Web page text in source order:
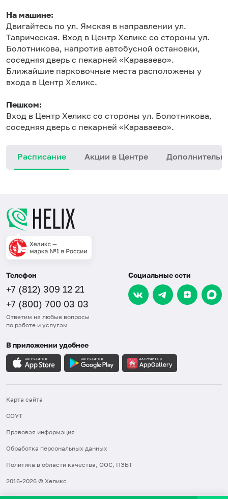
На машине:
Двигайтесь по ул. Ямская в направлении ул.
Таврическая. Вход в Центр Хеликс со стороны ул.
Болотникова, напротив автобусной остановки,
соседняя дверь с пекарней «Караваево».
Ближайшие парковочные места расположены у
входа в Центр Хеликс.
Пешком:
Вход в Центр Хеликс со стороны ул. Болотникова,
соседняя дверь с пекарней «Караваево».
Расписание Акции в Центре
Телефон
+7 (812) 309 12 21
+7 (800) 700 03 03
Ответим на любые вопросы
по работе и услугам
Социальные сети
В приложении удобнее
Карта сайта
СОУТ
Правовая информация
Обработка персональных данных
Политика в области качества, ООС, ПЗБТ
2016-2026 © Хеликс